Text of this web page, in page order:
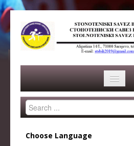
Search
...
Choose Language